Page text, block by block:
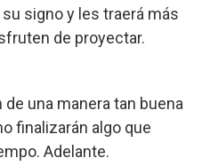
signo y les traerá más
de proyectar.
una manera tan buena
finalizarán algo que
Adelante.